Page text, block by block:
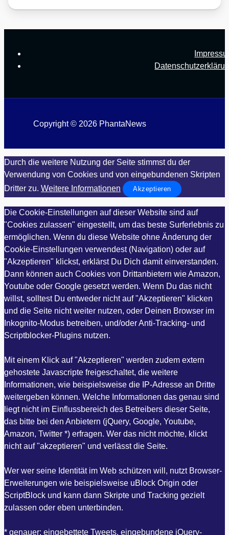
Copyright © 2026 PhantaNews
Durch die weitere Nutzung der Seite stimmst du der
Verwendung von Cookies und von eingebundenen Skripten
Dritter zu. Weitere Informationen Akzeptieren
Die Cookie-Einstellungen auf dieser Website sind auf
"Cookies zulassen" eingestellt, um das beste Surferlebnis zu
ermöglichen. Wenn du diese Website ohne Änderung der
Cookie-Einstellungen verwendest (Navigation) oder auf
"Akzeptieren" klickst, erklärst Du Dich damit einverstanden.
Dann können auch Cookies von Drittanbietern wie Amazon,
Youtube oder Google gesetzt werden. Wenn Du das nicht
willst, solltest Du entweder nicht auf "Akzeptieren" klicken
und die Seite nicht weiter nutzen, oder Deinen Browser im
Inkognito-Modus betreiben, und/oder Anti-Tracking- und
Scriptblocker-Plugins nutzen.
Mit einem Klick auf "Akzeptieren" werden zudem extern
gehostete Javascripte freigeschaltet, die weitere
Informationen, wie beispielsweise die IP-Adresse an Dritte
weitergeben können. Welche Informationen das genau sind
liegt nicht im Einflussbereich des Betreibers dieser Seite,
das bitte bei den Anbietern (jQuery, Google, Youtube,
Amazon, Twitter *) erfragen. Wer das nicht möchte, klickt
nicht auf "akzeptieren" und verlässt die Seite.
Wer wer seine Identität im Web schützen will, nutzt Browser-
Erweiterungen wie beispielsweise uBlock Origin oder
ScriptBlock und kann dann Skripte und Tracking gezielt
zulassen oder eben unterbinden.
* genauer: eingebettete Tweets, eingebundene jQuery-